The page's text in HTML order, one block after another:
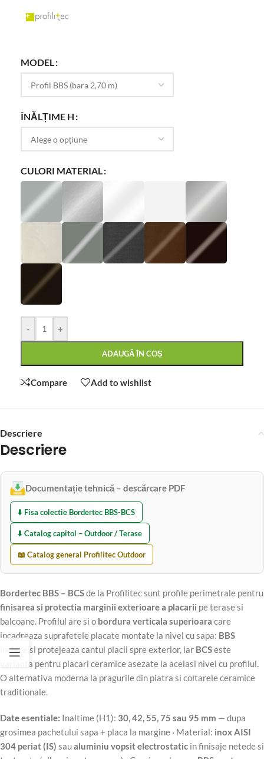
MODEL
ÎNĂLȚIME H
CULORI MATERIAL
- +
ADAUGĂ ÎN COȘ
Compare Add to wishlist
Descriere
Descriere
Documentație tehnică – descărcare PDF
⬇️ Fisa colectie Bordertec BBS-BCS
⬇️ Catalog capitol – Outdoor / Terase
📖 Catalog general Profilitec Outdoor
Bordertec BBS – BCSde la Profilitec sunt profile perimetrale pentru
finisarea si protectia marginii exterioare a placarii pe terase si
balcoane. Profilul are si o bordura verticala superioara care
incadreaza suprafetele placate montate la nivel cu sapa: BBS
inchide si protejeaza cantul placii spre exterior, iar BCSeste
varianta pentru placari ceramice asezate la acelasi nivel cu profilul.
O alternativa moderna la pragurile din piatra si coltarele ceramice
traditionale.
Date esentiale: Inaltime (H1): 30, 42, 55, 75 sau 95 mm — dupa
grosimea pachetului sapa + placa la margine · Material: inox AISI
304 periat (IS) saualuminiu vopsit electrostatic in finisaje netede si